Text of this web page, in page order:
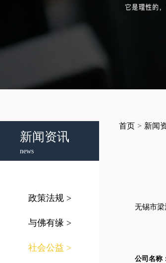
新闻资讯
news
政策法规 >
与佛有缘 >
社会公益 >
首页 > 新闻
无锡市梁
公司名称